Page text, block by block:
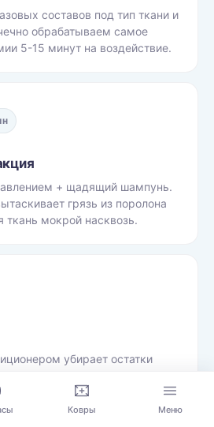
составов под тип ткани и
обрабатываем самое
5-15 минут на воздействие.
+ щадящий шампунь.
грязь из поролона
ткань мокрой насквозь.
убирает остатки
безопасности для детей
Ковры Меню